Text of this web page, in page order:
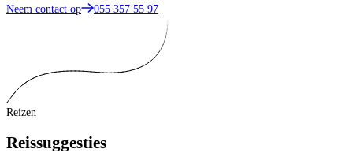
Neem contact op 055 357 55 97
Reizen
Reissuggesties